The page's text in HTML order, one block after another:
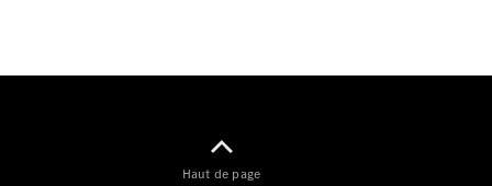
Trouvez un
Haut de page